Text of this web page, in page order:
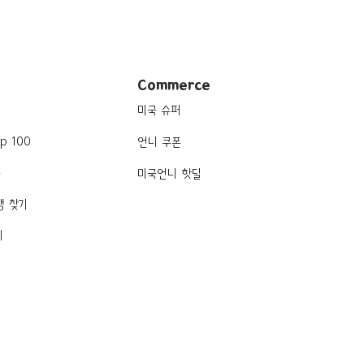
100
찾기
Commerce
미국 슈퍼
언니 쿠폰
미국언니 핫딜